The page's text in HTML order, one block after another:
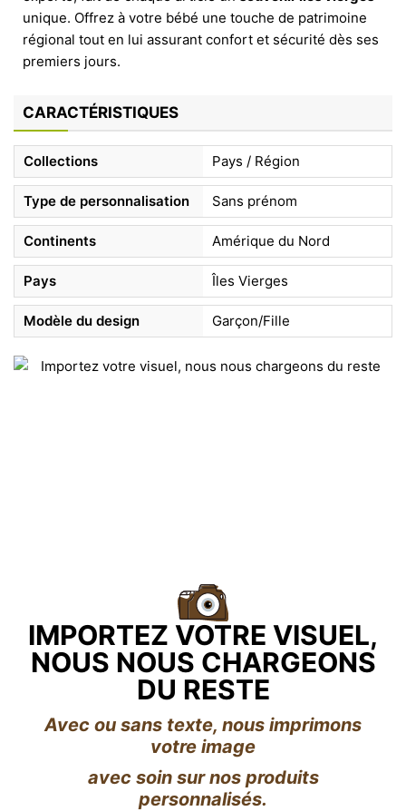
unique. Offrez à votre bébé une touche de patrimoine
régional tout en lui assurant confort et sécurité dès ses
premiers jours.
CARACTÉRISTIQUES
Collections Pays / Région
Type de personnalisation Sans prénom
Continents Amérique du Nord
Pays Îles Vierges
Modèle du design Garçon/Fille
IMPORTEZ VOTRE VISUEL,
NOUS NOUS CHARGEONS
DU RESTE
Avec ou sans texte, nous imprimons
votre image
avec soin sur nos produits
personnalisés.